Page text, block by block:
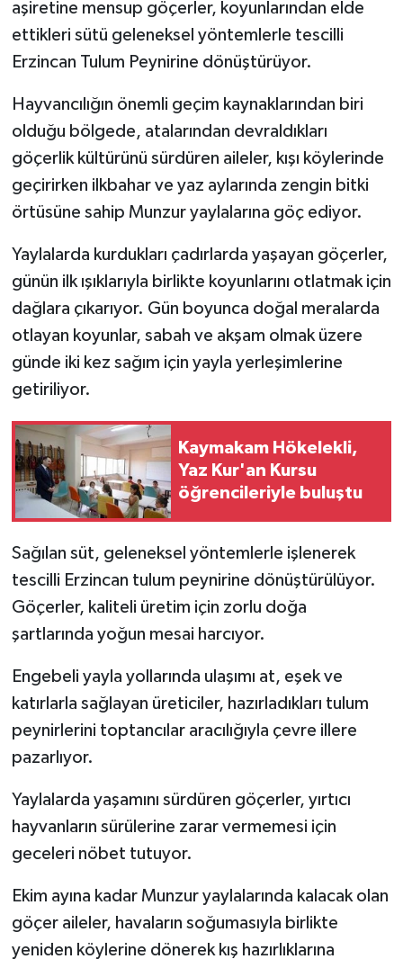
aşiretine mensup göçerler, koyunlarından elde
ettikleri sütü geleneksel yöntemlerle tescilli
Erzincan Tulum Peynirine dönüştürüyor.
Hayvancılığın önemli geçim kaynaklarından biri
olduğu bölgede, atalarından devraldıkları
göçerlik kültürünü sürdüren aileler, kışı köylerinde
geçirirken ilkbahar ve yaz aylarında zengin bitki
örtüsüne sahip Munzur yaylalarına göç ediyor.
Yaylalarda kurdukları çadırlarda yaşayan göçerler,
günün ilk ışıklarıyla birlikte koyunlarını otlatmak için
dağlara çıkarıyor. Gün boyunca doğal meralarda
otlayan koyunlar, sabah ve akşam olmak üzere
günde iki kez sağım için yayla yerleşimlerine
getiriliyor.
Kaymakam Hökelekli,
Yaz Kur'an Kursu
öğrencileriyle buluştu
Sağılan süt, geleneksel yöntemlerle işlenerek
tescilli Erzincan tulum peynirine dönüştürülüyor.
Göçerler, kaliteli üretim için zorlu doğa
şartlarında yoğun mesai harcıyor.
Engebeli yayla yollarında ulaşımı at, eşek ve
katırlarla sağlayan üreticiler, hazırladıkları tulum
peynirlerini toptancılar aracılığıyla çevre illere
pazarlıyor.
Yaylalarda yaşamını sürdüren göçerler, yırtıcı
hayvanların sürülerine zarar vermemesi için
geceleri nöbet tutuyor.
Ekim ayına kadar Munzur yaylalarında kalacak olan
göçer aileler, havaların soğumasıyla birlikte
yeniden köylerine dönerek kış hazırlıklarına
GÜNDEM
HABERDE İNSAN
İş Dünyası
Jandarma
Kadın
KÜLTÜR SANAT
MAGAZİN
Otomobil
POLİTİKA
SİYASET
SPOR HABERLERİ
TEKNOLOJİ
Turizm
ÜLKE GÜNDEMİ
YEREL
Yerel Haberler